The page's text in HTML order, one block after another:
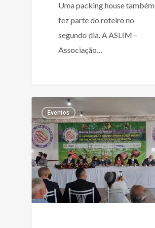
Uma packing house também
fez parte do roteiro no
segundo dia. A ASLIM –
Associação…
Eventos